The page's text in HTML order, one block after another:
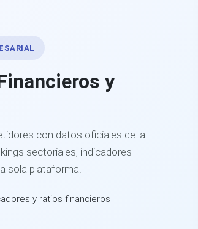
y
con datos oficiales de la
sectoriales, indicadores
sola plataforma.
y ratios financieros